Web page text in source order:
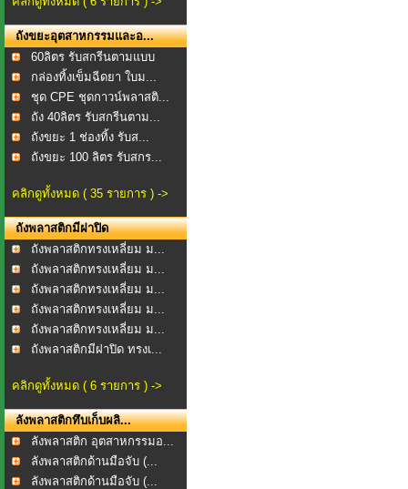
ถังขยะอุตสาหกรรมและอ...
60ลิตร รับสกรีนตามแบบ
กล่องทิ้งเข็มฉีดยา ใบม...
ชุด CPE ชุดกาวน์พลาสติ...
ถัง 40ลิตร รับสกรีนตาม...
ถังขยะ 1 ช่องทิ้ง รับส...
ถังขยะ 100 ลิตร รับสกร...
คลิกดูทั้งหมด ( 35 รายการ ) ->
ถังพลาสติกมีฝาปิด
ถังพลาสติกทรงเหลี่ยม ม...
ถังพลาสติกทรงเหลี่ยม ม...
ถังพลาสติกทรงเหลี่ยม ม...
ถังพลาสติกทรงเหลี่ยม ม...
ถังพลาสติกทรงเหลี่ยม ม...
ถังพลาสติกมีฝาปิด ทรงเ...
คลิกดูทั้งหมด ( 6 รายการ ) ->
ลังพลาสติกทึบเก็บผลิ...
ลังพลาสติก อุตสาหกรรมอ...
ลังพลาสติกด้านมือจับ (...
ลังพลาสติกด้านมือจับ (...